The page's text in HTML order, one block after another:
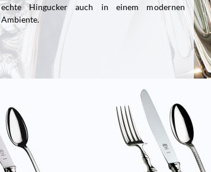
echte Hingucker auch in einem modernen
Ambiente.